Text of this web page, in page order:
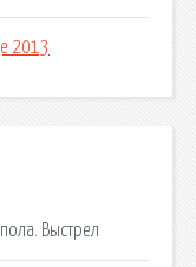
2013
Выстрел